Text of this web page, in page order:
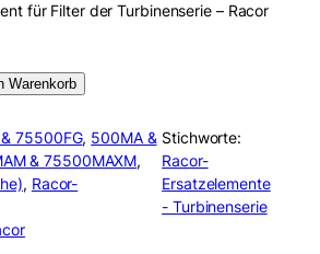
für Filter der Turbinenserie – Racor
Warenkorb
75500FG, 500MA &
& 75500MAXM
, Racor-
Stichworte:
Racor-
Ersatzelemente
- Turbinenserie